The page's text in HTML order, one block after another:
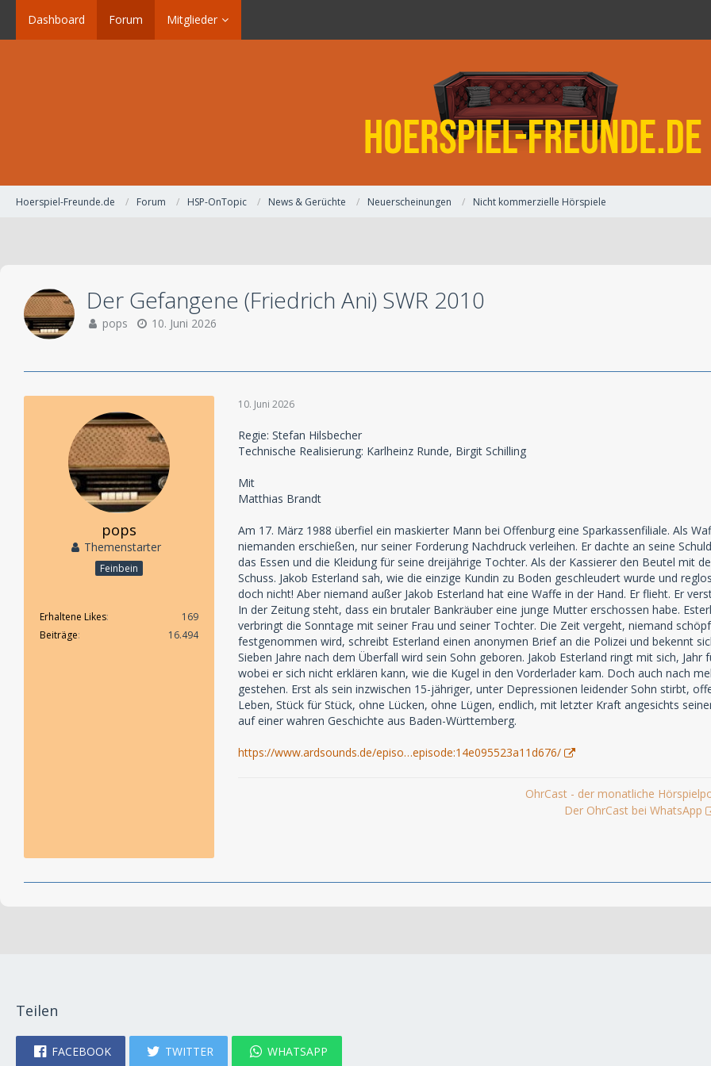
Dashboard Forum Mitglieder
Hoerspiel-Freunde.de Forum HSP-OnTopic News & Gerüchte Neuerscheinungen Nicht kommerzielle Hörspiele
Der Gefangene (Friedrich Ani) SWR 2010
pops 10. Juni 2026
pops
Themenstarter
Feinbein
Erhaltene Likes
169
Beiträge
16.494
10. Juni 2026
Regie: Stefan Hilsbecher
Technische Realisierung: Karlheinz Runde, Birgit Schilling
Mit
Matthias Brandt
Am 17. März 1988 überfiel ein maskierter Mann bei Offenburg eine Sparkassenfiliale. Als
niemanden erschießen, nur seiner Forderung Nachdruck verleihen. Er dachte an seine
das Essen und die Kleidung für seine dreijährige Tochter. Als der Kassierer den Beutel mit
Schuss. Jakob Esterland sah, wie die einzige Kundin zu Boden geschleudert wurde und
doch nicht! Aber niemand außer Jakob Esterland hat eine Waffe in der Hand. Er flieht. Er
In der Zeitung steht, dass ein brutaler Bankräuber eine junge Mutter erschossen habe.
verbringt die Sonntage mit seiner Frau und seiner Tochter. Die Zeit vergeht, niemand
festgenommen wird, schreibt Esterland einen anonymen Brief an die Polizei und bekennt
Sieben Jahre nach dem Überfall wird sein Sohn geboren. Jakob Esterland ringt mit sich,
wobei er sich nicht erklären kann, wie die Kugel in den Vorderlader kam. Doch auch nach
gestehen. Erst als sein inzwischen 15-jähriger, unter Depressionen leidender Sohn stirbt,
Leben, Stück für Stück, ohne Lücken, ohne Lügen, endlich, mit letzter Kraft angesichts
auf einer wahren Geschichte aus Baden-Württemberg.
https://www.ardsounds.de/episo…episode:14e095523a11d676/
OhrCast - der monatliche
Der OhrCast bei WhatsApp
Teilen
FACEBOOK TWITTER WHATSAPP